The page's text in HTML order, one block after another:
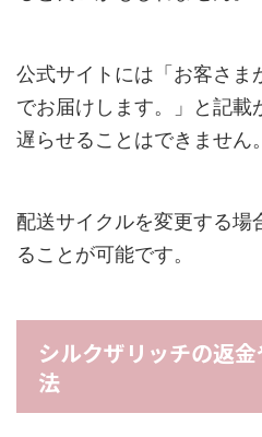
公式サイトには「お客さま
でお届けします。」と記載
遅らせることはできません。
配送サイクルを変更する場
ることが可能です。
シルクザリッチの返
法